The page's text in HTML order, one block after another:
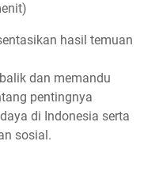
hasil temuan
dan memandu
pentingnya
di Indonesia serta
sosial.